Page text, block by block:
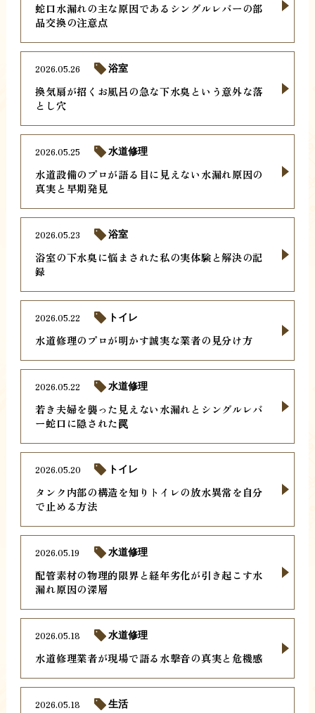
蛇口水漏れの主な原因であるシングルレバーの部
品交換の注意点
換気扇が招くお風呂の急な下水臭という意外な落
とし穴
2026.05.26 浴室
水道設備のプロが語る目に見えない水漏れ原因の
真実と早期発見
2026.05.25 水道修理
浴室の下水臭に悩まされた私の実体験と解決の記
録
2026.05.23 浴室
水道修理のプロが明かす誠実な業者の見分け方
2026.05.22 トイレ
若き夫婦を襲った見えない水漏れとシングルレバ
ー蛇口に隠された罠
2026.05.22 水道修理
タンク内部の構造を知りトイレの放水異常を自分
で止める方法
2026.05.20 トイレ
配管素材の物理的限界と経年劣化が引き起こす水
漏れ原因の深層
2026.05.19 水道修理
水道修理業者が現場で語る水撃音の真実と危機感
2026.05.18 水道修理
2026.05.18 生活